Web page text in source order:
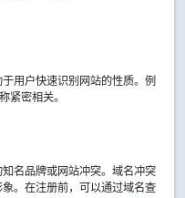
用户快速识别网站的性质。例
紧密相关。
名品牌或网站冲突。域名冲突
。在注册前，可以通过域名查